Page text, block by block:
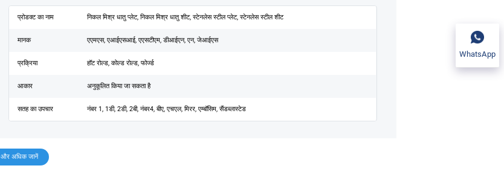
प्रोडक्ट का नाम निकल मिश्र धातु प्लेट, निकल मिश्र धातु शीट, स्टेनलेस स्टील प्लेट, स्टेनलेस स्टील शीट
मानक एएमएस, एआईएसआई, एएसटीएम, डीआईएन, एन, जेआईएस
प्रक्रिया हॉट रोल्ड, कोल्ड रोल्ड, फोर्ज्ड
आकार अनुकूलित किया जा सकता है
सतह का उपचार नंबर 1, 1डी, 2डी, 2बी, नंबर4, बीए, एचएल, मिरर, एम्बॉसिम, सैंडब्लास्टेड
और अधिक जानें
WhatsApp